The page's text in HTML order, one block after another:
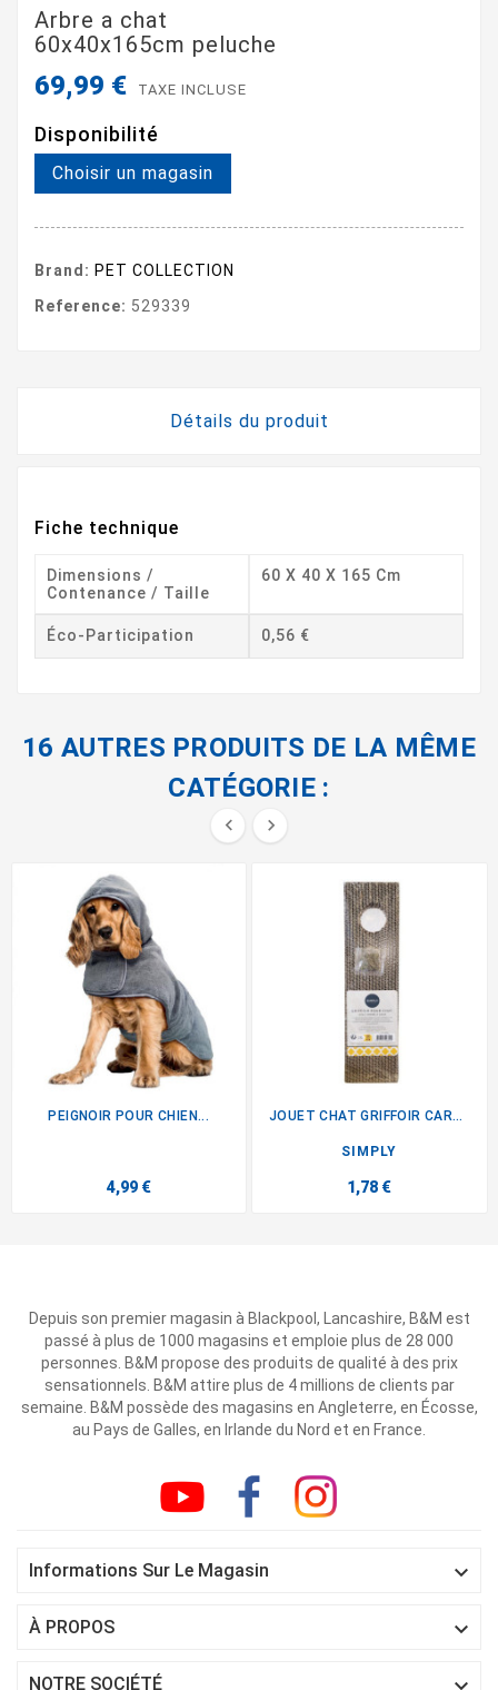
Arbre a chat
60x40x165cm peluche
69,99 € TAXE INCLUSE
Disponibilité
Choisir un magasin
Brand: PET COLLECTION
Reference: 529339
Détails du produit
Fiche technique
Dimensions /
Contenance / Taille
60 X 40 X 165 Cm
Éco-Participation 0,56 €
16 AUTRES PRODUITS DE LA MÊME
CATÉGORIE :
 
PEIGNOIR POUR CHIEN...
4,99 €
JOUET CHAT GRIFFOIR CARTON
SIMPLY
1,78 €
Depuis son premier magasin à Blackpool, Lancashire, B&M est
passé à plus de 1000 magasins et emploie plus de 28 000
personnes. B&M propose des produits de qualité à des prix
sensationnels. B&M attire plus de 4 millions de clients par
semaine. B&M possède des magasins en Angleterre, en Écosse,
au Pays de Galles, en Irlande du Nord et en France.
Informations Sur Le Magasin 
À PROPOS 
NOTRE SOCIÉTÉ